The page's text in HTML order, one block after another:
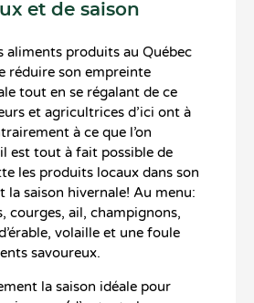
et de saison
aliments produits au Québec
réduire son empreinte
tout en se régalant de ce
et agricultrices d’ici ont à
à ce que l’on
est tout à fait possible de
les produits locaux dans son
la saison hivernale! Au menu:
courges, ail, champignons,
volaille et une foule
savoureux.
la saison idéale pour